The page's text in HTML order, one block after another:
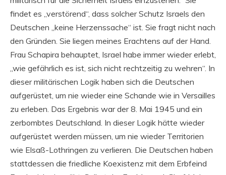
findet es „verstörend“, dass solcher Schutz Israels den
Deutschen „keine Herzenssache“ ist. Sie fragt nicht nach
den Gründen. Sie liegen meines Erachtens auf der Hand.
Frau Schapira behauptet, Israel habe immer wieder erlebt,
„wie gefährlich es ist, sich nicht rechtzeitig zu wehren“. In
dieser militärischen Logik haben sich die Deutschen
aufgerüstet, um nie wieder eine Schande wie in Versailles
zu erleben. Das Ergebnis war der 8. Mai 1945 und ein
zerbombtes Deutschland. In dieser Logik hätte wieder
aufgerüstet werden müssen, um nie wieder Territorien
wie Elsaß-Lothringen zu verlieren. Die Deutschen haben
stattdessen die friedliche Koexistenz mit dem Erbfeind